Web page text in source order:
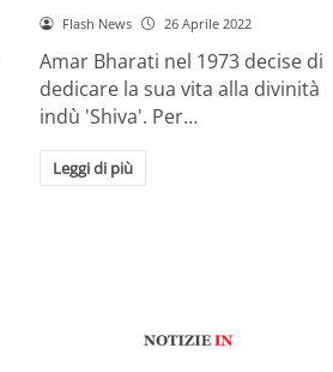
Flash News 26 Aprile 2022
Amar Bharati nel 1973 decise di
dedicare la sua vita alla divinità
indù 'Shiva'. Per…
Leggi di più